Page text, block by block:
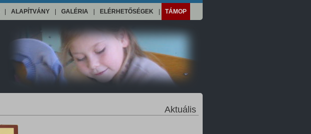
ALAPÍTVÁNY GALÉRIA ELÉRHETŐSÉGEK TÁMOP
Aktuális